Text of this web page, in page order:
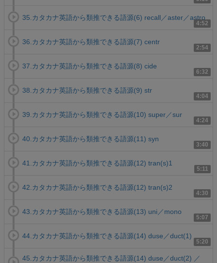
4:52
35.カタカナ英語から類推できる語源(6) recall／aster／astro
2:54
36.カタカナ英語から類推できる語源(7) centr
6:32
37.カタカナ英語から類推できる語源(8) cide
4:04
38.カタカナ英語から類推できる語源(9) str
4:24
39.カタカナ英語から類推できる語源(10) super／sur
3:40
40.カタカナ英語から類推できる語源(11) syn
5:11
41.カタカナ英語から類推できる語源(12) tran(s)1
4:30
42.カタカナ英語から類推できる語源(12) tran(s)2
5:07
43.カタカナ英語から類推できる語源(13) uni／mono
5:20
44.カタカナ英語から類推できる語源(14) duse／duct(1)
45.カタカナ英語から類推できる語源(14) duse／duct(2) ／